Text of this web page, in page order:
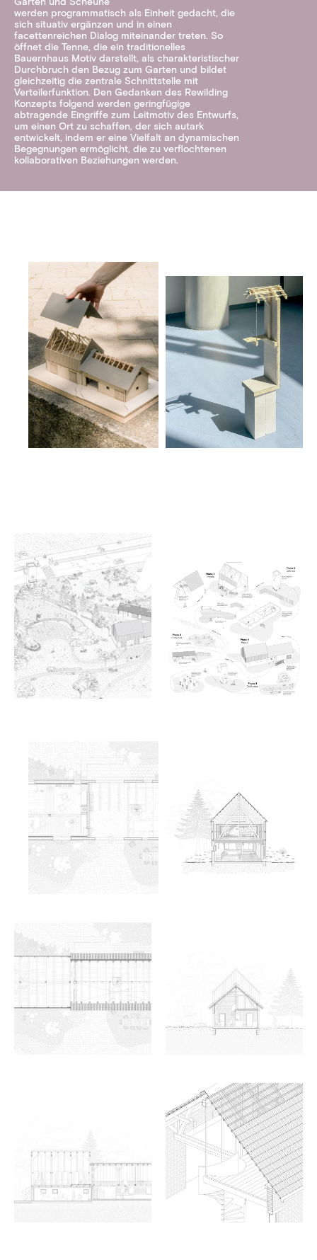
Garten und Scheune
werden programmatisch als Einheit gedacht, die
sich situativ ergänzen und in einen
facettenreichen Dialog miteinander treten. So
öffnet die Tenne, die ein traditionelles
Bauernhaus Motiv darstellt, als charakteristischer
Durchbruch den Bezug zum Garten und bildet
gleichzeitig die zentrale Schnittstelle mit
Verteilerfunktion. Den Gedanken des Rewilding
Konzepts folgend werden geringfügige
abtragende Eingriffe zum Leitmotiv des Entwurfs,
um einen Ort zu schaffen, der sich autark
entwickelt, indem er eine Vielfalt an dynamischen
Begegnungen ermöglicht, die zu verflochtenen
kollaborativen Beziehungen werden.